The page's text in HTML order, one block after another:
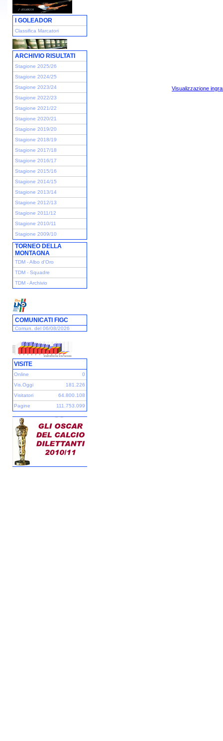
I GOLEADOR
Classifica Marcatori
ARCHIVIO RISULTATI
Stagione 2025/26
Stagione 2024/25
Stagione 2023/24
Stagione 2022/23
Stagione 2021/22
Stagione 2020/21
Stagione 2019/20
Stagione 2018/19
Stagione 2017/18
Stagione 2016/17
Stagione 2015/16
Stagione 2014/15
Stagione 2013/14
Stagione 2012/13
Stagione 2011/12
Stagione 2010/11
Stagione 2009/10
TORNEO DELLA
MONTAGNA
TDM - Albo d'Oro
TDM - Squadre
TDM - Archivio
COMUNICATI FIGC
Comun. del 06/08/2026
VISITE
Online
0
Vis.Oggi
181.226
Visitatori
64.800.108
Pagine
111.753.099
Visualizzazione